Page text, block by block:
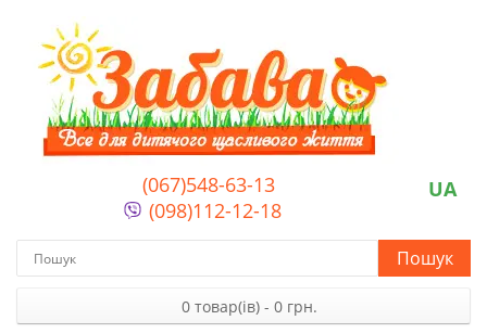
(067)548-63-13
(098)112-12-18
UA
Пошук
0 товар(ів) - 0 грн.